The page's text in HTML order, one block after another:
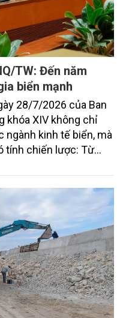
TW: Đến năm
biển mạnh
28/7/2026 của Ban
khóa XIV không chỉ
ngành kinh tế biển, mà
tính chiến lược: Từ
"xây dựng quốc
ấy, ngành Nông
trò đặc biệt quan trọng,
không gian biển,
môi trường, phục hồi
bền vững cho người